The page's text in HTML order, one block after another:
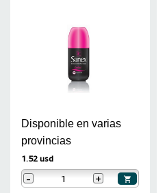
Disponible en varias
provincias
1.52 usd
- +